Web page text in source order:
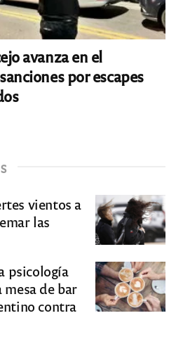
avanza en el
por escapes
vientos a
las
psicología
de bar
contra